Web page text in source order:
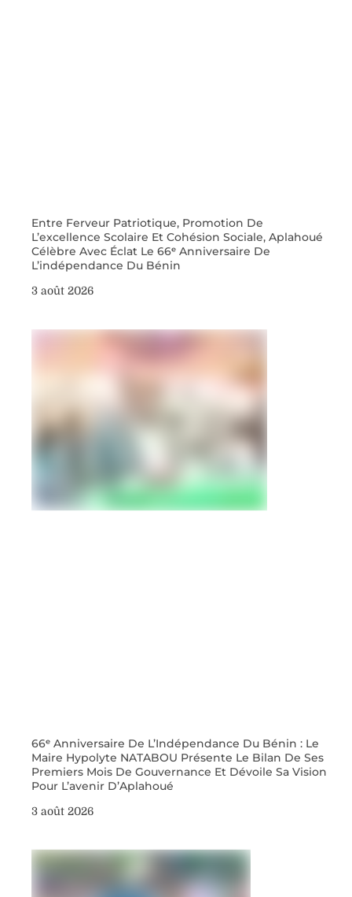
Entre Ferveur Patriotique, Promotion De
L’excellence Scolaire Et Cohésion Sociale, Aplahoué
Célèbre Avec Éclat Le 66ᵉ Anniversaire De
L’indépendance Du Bénin
3 août 2026
66ᵉ Anniversaire De L’Indépendance Du Bénin : Le
Maire Hypolyte NATABOU Présente Le Bilan De Ses
Premiers Mois De Gouvernance Et Dévoile Sa Vision
Pour L’avenir D’Aplahoué
3 août 2026